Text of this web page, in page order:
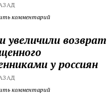
комментарий
увеличили возврат
у россиян
комментарий